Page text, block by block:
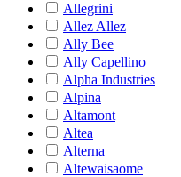
Allegrini
Allez Allez
Ally Bee
Ally Capellino
Alpha Industries
Alpina
Altamont
Altea
Alterna
Altewaisaome